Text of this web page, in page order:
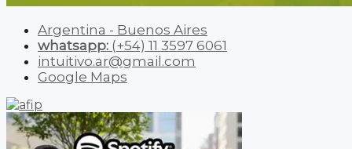
Argentina - Buenos Aires
whatsapp: (+54) 11 3597 6061
intuitivo.ar@gmail.com
Google Maps